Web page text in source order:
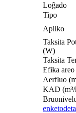
Loĝado
Tipo
Apliko
Taksita
(W)
Taksita
Efika areo
Aerfluo
KAD
enketo